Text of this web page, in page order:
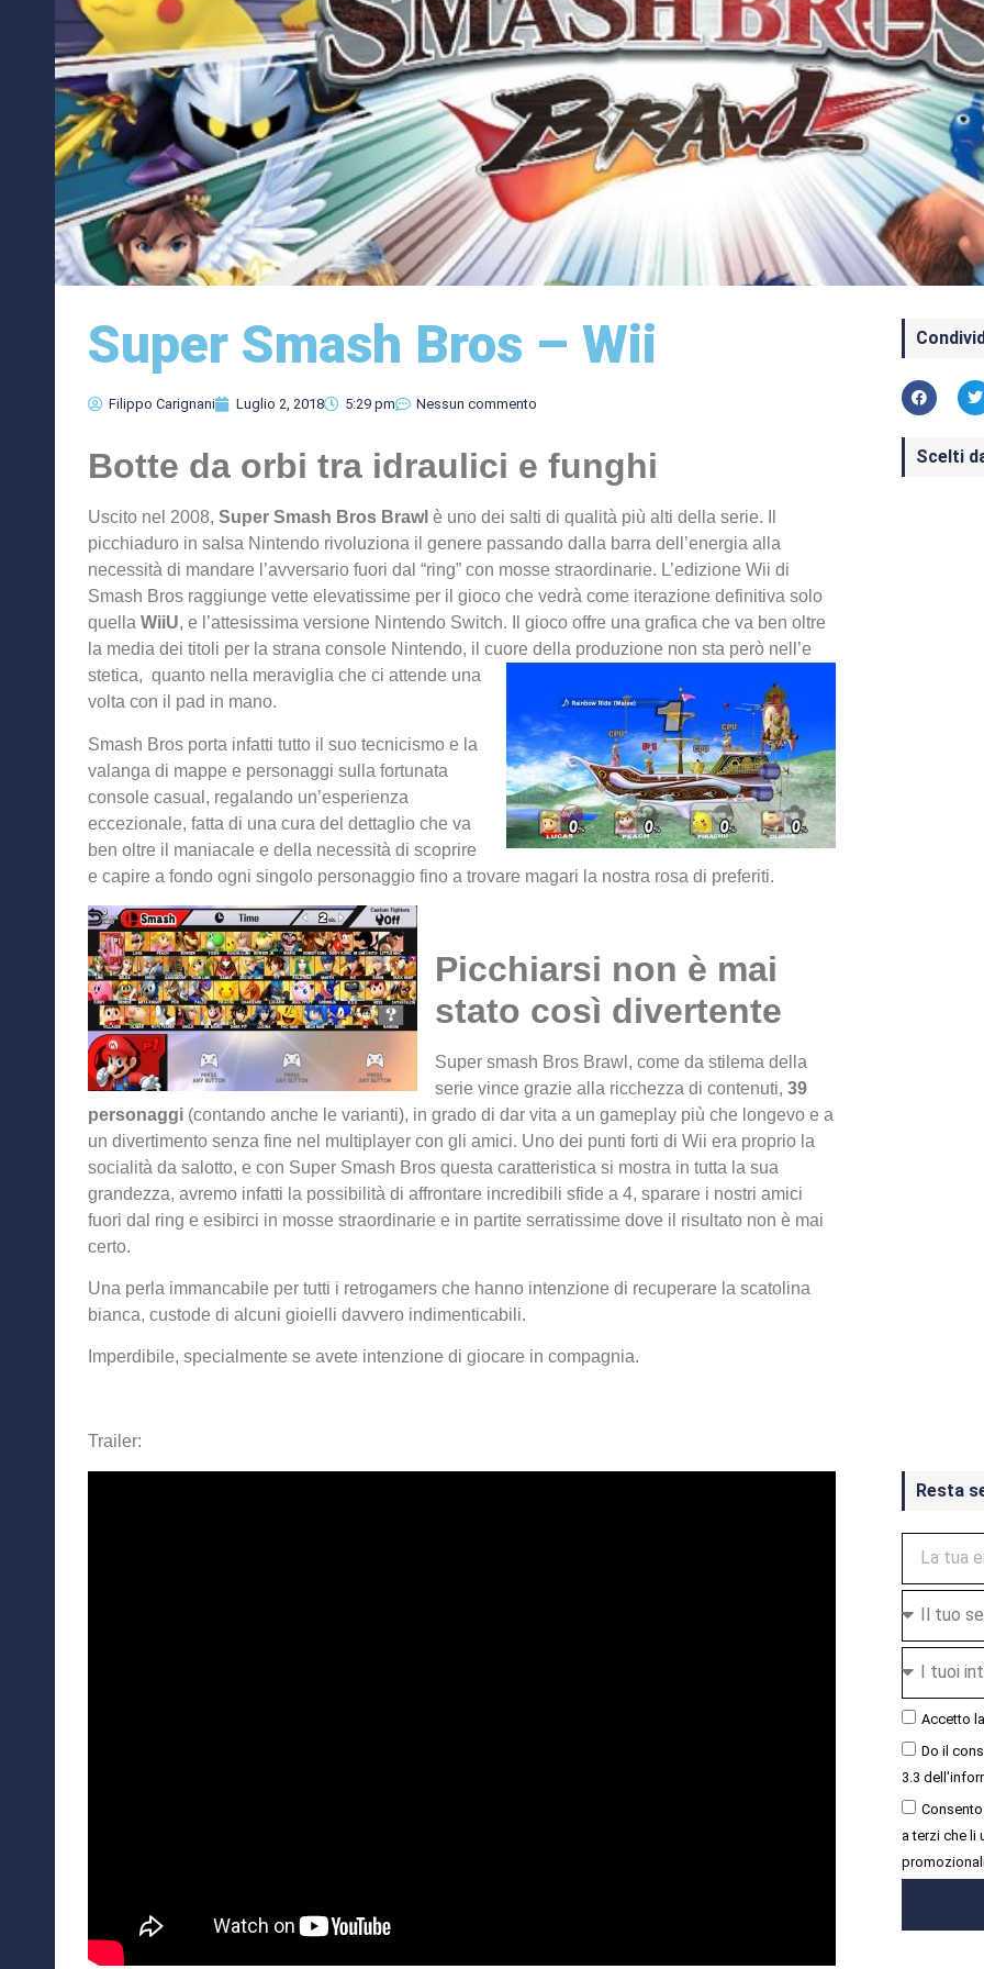
Super Smash Bros – Wii
Filippo Carignani Luglio 2, 2018 5:29 pm Nessun commento
Botte da orbi tra idraulici e funghi
Uscito nel 2008, Super Smash Bros Brawl è uno dei salti di qualità più alti della serie. Il
picchiaduro in salsa Nintendo rivoluziona il genere passando dalla barra dell’energia alla
necessità di mandare l’avversario fuori dal “ring” con mosse straordinarie. L’edizione Wii di
Smash Bros raggiunge vette elevatissime per il gioco che vedrà come iterazione definitiva solo
quella WiiU, e l’attesissima versione Nintendo Switch. Il gioco offre una grafica che va ben oltre
la media dei titoli per la strana console Nintendo, il cuore della produzione non sta però nell’e
stetica, quanto nella meraviglia che ci attende una
volta con il pad in mano.
Smash Bros porta infatti tutto il suo tecnicismo e la
valanga di mappe e personaggi sulla fortunata
console casual, regalando un’esperienza
eccezionale, fatta di una cura del dettaglio che va
ben oltre il maniacale e della necessità di scoprire
e capire a fondo ogni singolo personaggio fino a trovare magari la nostra rosa di preferiti.
Picchiarsi non è mai
stato così divertente
Super smash Bros Brawl, come da stilema della
serie vince grazie alla ricchezza di contenuti, 39
personaggi (contando anche le varianti), in grado di dar vita a un gameplay più che longevo e a
un divertimento senza fine nel multiplayer con gli amici. Uno dei punti forti di Wii era proprio la
socialità da salotto, e con Super Smash Bros questa caratteristica si mostra in tutta la sua
grandezza, avremo infatti la possibilità di affrontare incredibili sfide a 4, sparare i nostri amici
fuori dal ring e esibirci in mosse straordinarie e in partite serratissime dove il risultato non è mai
certo.
Una perla immancabile per tutti i retrogamers che hanno intenzione di recuperare la scatolina
bianca, custode di alcuni gioielli davvero indimenticabili.
Imperdibile, specialmente se avete intenzione di giocare in compagnia.
Trailer:
Scelti
Resta
Accetto la
Do il
3.3
a terzi che li